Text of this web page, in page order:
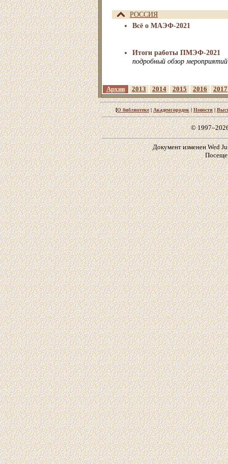
РОССИЯ
Всё о МАЭФ-2021
Итоги работы ПМЭФ-2021
подробный обзор
Архив 2013 2014 2015 2016 2017
[О библиотеке|Академгородок|Новости|
©
Документ изменен Wed